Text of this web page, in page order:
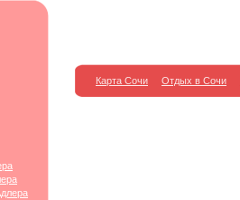
Карта Сочи Отдых в Сочи